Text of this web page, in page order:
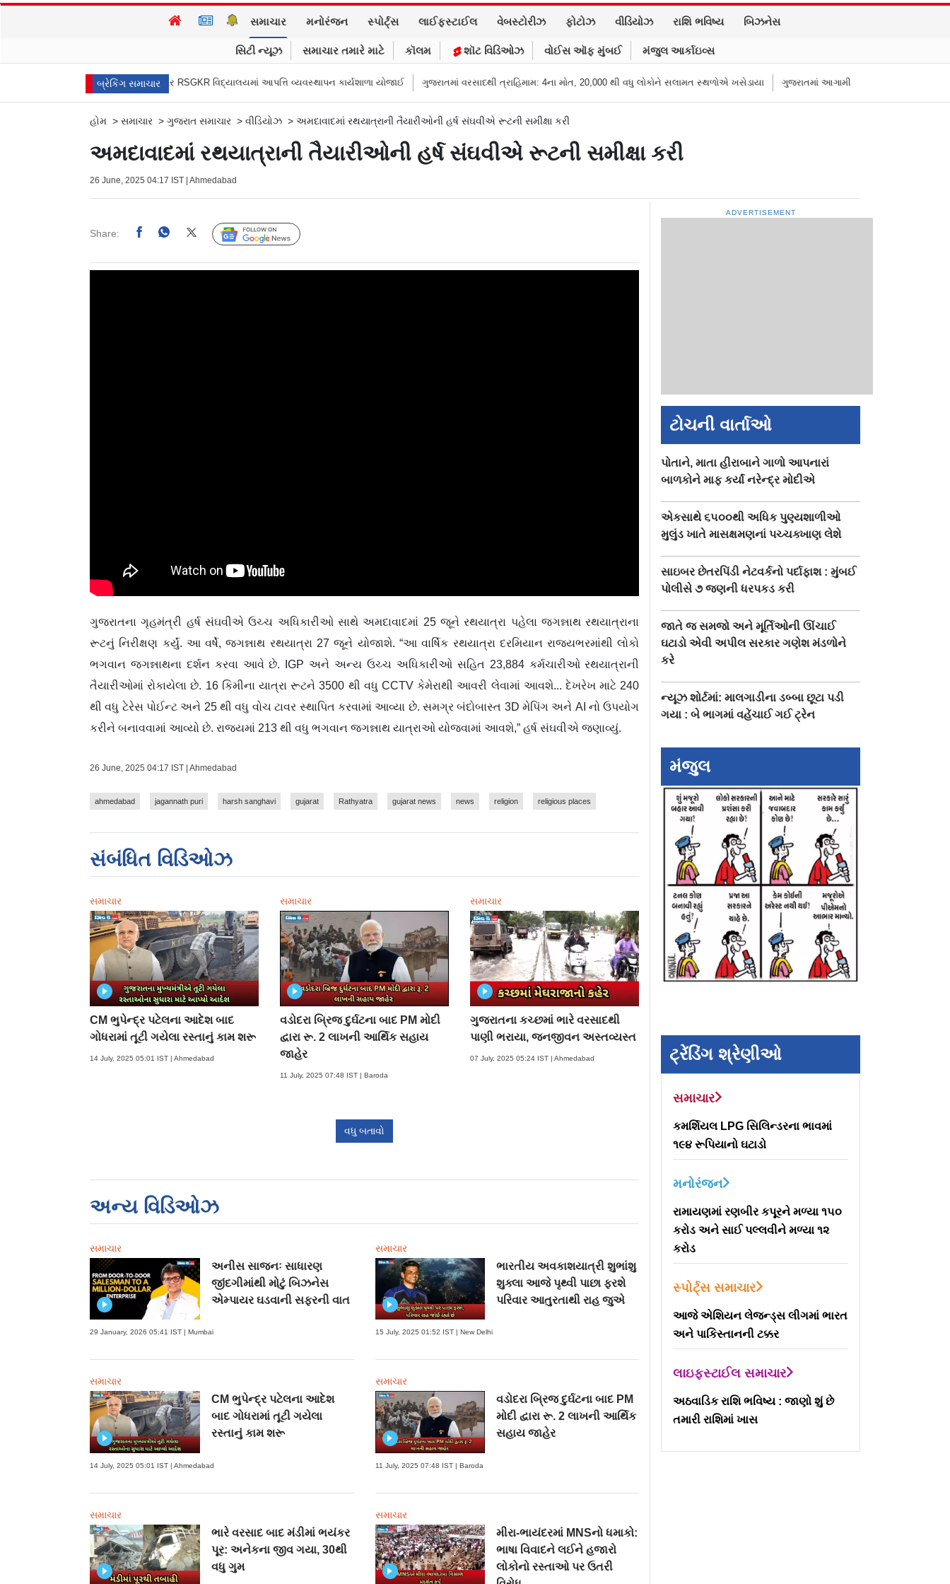
સમાચાર મનોરંજન સ્પોર્ટ્સ લાઈફસ્ટાઈલ વેબસ્ટોરીઝ ફોટોઝ વીડિયોઝ રાશિ ભવિષ્ય બિઝનેસ
સિટી ન્યૂઝ સમાચાર તમારે માટે કૉલમ શૉટ વિડિઓઝ વોઈસ ઑફ મુંબઈ મંજુલ આર્કાઇવ્સ
બ્રેકિંગ સમાચાર
લોકમાન્ય તિલક પુણ્યતિથિ પર RSGKR વિદ્યાલયમાં આપત્તિ વ્યવસ્થાપન કાર્યશાળા યોજાઈ ગુજરાતમાં વરસાદથી ત્રાહિમામ: 4ના મોત, 20,000 થી વધુ લોકોને સલામત સ્થળોએ ખસેડાયા ગુજરાતમાં આગામી કલાકો ભારે! જોરદાર વરસાદની
હોમ > સમાચાર > ગુજરાત સમાચાર > વીડિયોઝ > અમદાવાદમાં રથયાત્રાની તૈયારીઓની હર્ષ સંઘવીએ રૂટની સમીક્ષા કરી
અમદાવાદમાં રથયાત્રાની તૈયારીઓની હર્ષ સંઘવીએ રૂટની સમીક્ષા કરી
26 June, 2025 04:17 IST | Ahmedabad
Share: Follow Us
ગુજરાતના ગૃહમંત્રી હર્ષ સંઘવીએ ઉચ્ચ અધિકારીઓ સાથે અમદાવાદમાં 25 જૂને રથયાત્રા પહેલા જગન્નાથ રથયાત્રાના
રૂટનું નિરીક્ષણ કર્યું. આ વર્ષે, જગન્નાથ રથયાત્રા 27 જૂને યોજાશે. “આ વાર્ષિક રથયાત્રા દરમિયાન રાજ્યભરમાંથી લોકો
ભગવાન જગન્નાથના દર્શન કરવા આવે છે. IGP અને અન્ય ઉચ્ચ અધિકારીઓ સહિત 23,884 કર્મચારીઓ રથયાત્રાની
તૈયારીઓમાં રોકાયેલા છે. 16 કિમીના યાત્રા રૂટને 3500 થી વધુ CCTV કેમેરાથી આવરી લેવામાં આવશે... દેખરેખ માટે 240
થી વધુ ટેરેસ પોઈન્ટ અને 25 થી વધુ વોચ ટાવર સ્થાપિત કરવામાં આવ્યા છે. સમગ્ર બંદોબાસ્ત 3D મેપિંગ અને AI નો ઉપયોગ
કરીને બનાવવામાં આવ્યો છે. રાજ્યમાં 213 થી વધુ ભગવાન જગન્નાથ યાત્રાઓ યોજવામાં આવશે,” હર્ષ સંઘવીએ જણાવ્યું.
26 June, 2025 04:17 IST | Ahmedabad
ahmedabad jagannath puri harsh sanghavi gujarat Rathyatra gujarat news news religion religious places
સંબંધિત વિડિઓઝ
સમાચાર
CM ભુપેન્દ્ર પટેલના આદેશ બાદ
ગોધરામાં તૂટી ગયેલા રસ્તાનું કામ શરૂ
14 July, 2025 05:01 IST | Ahmedabad
સમાચાર
વડોદરા બ્રિજ દુર્ઘટના બાદ PM મોદી
દ્વારા રૂ. 2 લાખની આર્થિક સહાય
જાહેર
11 July, 2025 07:48 IST | Baroda
સમાચાર
ગુજરાતના કચ્છમાં ભારે વરસાદથી
પાણી ભરાયા, જનજીવન અસ્તવ્યસ્ત
07 July, 2025 05:24 IST | Ahmedabad
વધુ બતાવો
અન્ય વિડિઓઝ
સમાચાર
અનીસ સાજનઃ સાધારણ
જીંદગીમાંથી મોટું બિઝનેસ
એમ્પાયર ઘડવાની સફરની વાત
29 January, 2026 05:41 IST | Mumbai
સમાચાર
ભારતીય અવકાશયાત્રી શુભાંશુ
શુક્લા આજે પૃથ્વી પાછા ફરશે
પરિવાર આતુરતાથી રાહ જુએ
15 July, 2025 01:52 IST | New Delhi
સમાચાર
CM ભુપેન્દ્ર પટેલના આદેશ
બાદ ગોધરામાં તૂટી ગયેલા
રસ્તાનું કામ શરૂ
14 July, 2025 05:01 IST | Ahmedabad
સમાચાર
વડોદરા બ્રિજ દુર્ઘટના બાદ PM
મોદી દ્વારા રૂ. 2 લાખની આર્થિક
સહાય જાહેર
11 July, 2025 07:48 IST | Baroda
સમાચાર
ભારે વરસાદ બાદ મંડીમાં ભયંકર
પૂર: અનેકના જીવ ગયા, 30થી
વધુ ગુમ
સમાચાર
મીરા-ભાયંદરમાં MNSનો ધમાકો:
ભાષા વિવાદને લઈને હજારો
લોકોનો રસ્તાઓ પર ઉતરી
ADVERTISEMENT
ટોચની વાર્તાઓ
પોતાને, માતા હીરાબાને ગાળો આપનારાં
બાળકોને માફ કર્યાં નરેન્દ્ર મોદીએ
એકસાથે ૬૫૦૦થી અધિક પુણ્યશાળીઓ
મુલુંડ ખાતે માસક્ષમણનાં પચ્ચક્ખાણ લેશે
સાઇબર છેતરપિંડી નેટવર્કનો પર્દાફાશ : મુંબઈ
પોલીસે ૭ જણની ધરપકડ કરી
જાતે જ સમજો અને મૂર્તિઓની ઊંચાઈ
ઘટાડો એવી અપીલ સરકાર ગણેશ મંડળોને
કરે
ન્યૂઝ શોર્ટમાં: માલગાડીના ડબ્બા છૂટા પડી
ગયા : બે ભાગમાં વહેંચાઈ ગઈ ટ્રેન
મંજુલ
ટ્રેંડિંગ શ્રેણીઓ
સમાચાર
કમર્શિયલ LPG સિલિન્ડરના ભાવમાં
૧૯૪ રૂપિયાનો ઘટાડો
મનોરંજન
રામાયણમાં રણબીર કપૂરને મળ્યા ૧૫૦
કરોડ અને સાઈ પલ્લવીને મળ્યા ૧૨
કરોડ
સ્પોર્ટ્સ સમાચાર
આજે એશિયન લેજન્ડ્સ લીગમાં ભારત
અને પાકિસ્તાનની ટક્કર
લાઇફસ્ટાઈલ સમાચાર
અઠવાડિક રાશિ ભવિષ્ય : જાણો શું છે
તમારી રાશિમાં ખાસ